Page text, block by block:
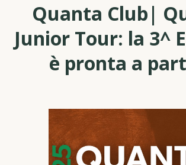
Quanta Club|
Junior Tour: la 3^
è pronta a